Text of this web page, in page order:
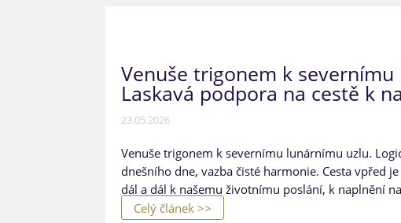
Venuše trigonem k
Laskavá podpora na cestě k
23.05.2026
Venuše trigonem k severnímu lunárnímu uzlu.
dnešního dne, vazba čisté harmonie. Cesta vpřed
dál a dál k našemu životnímu poslání, k naplnění
Celý článek >>